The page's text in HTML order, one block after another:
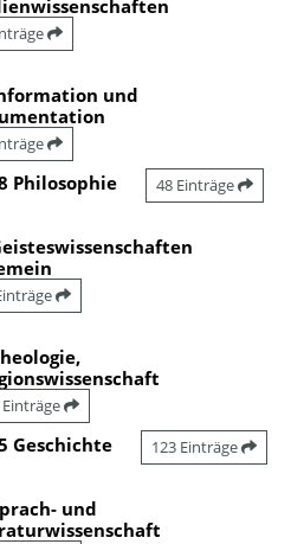
und
Philosophie 48 Einträge
Einträge
Geschichte 123 Einträge
und